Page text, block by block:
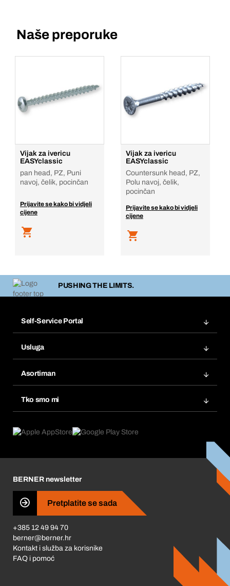
Naše preporuke
Vijak za ivericu
EASYclassic
pan head, PZ, Puni
navoj, čelik, pocinčan
Prijavite se kako bi vidjeli
cijene
Vijak za ivericu
EASYclassic
Countersunk head, PZ,
Polu navoj, čelik,
pocinčan
Prijavite se kako bi vidjeli
cijene
PUSHING THE LIMITS.
Self-Service Portal
Popisi želja
Ponovno naručivanje
Pretplate
Usluga
Tražitelji proizvoda
Asortiman
Tko smo mi
Što nas pokreće
Business Conduct
BERNER newsletter
Pretplatite se sada
+385 12 49 94 70
berner@berner.hr
Kontakt i služba za korisnike
FAQ i pomoć